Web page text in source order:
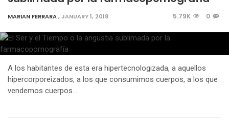
MARIAN FERRARA,JANUARY 1, 2018 5.79K 0
A los habitantes de esta era hipertecnologizada, a aquellos
hipercorporeizados, a los que consumimos cuerpos, a los que
vendemos cuerpos…